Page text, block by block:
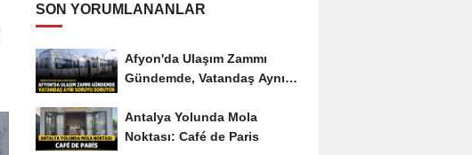
SON YORUMLANANLAR
Afyon'da Ulaşım Zammı
Gündemde, Vatandaş Aynı
Antalya Yolunda Mola
Noktası: Café de Paris